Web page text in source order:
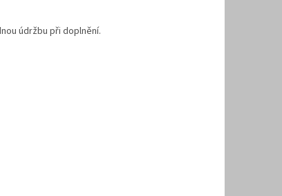
údržbu při doplnění.